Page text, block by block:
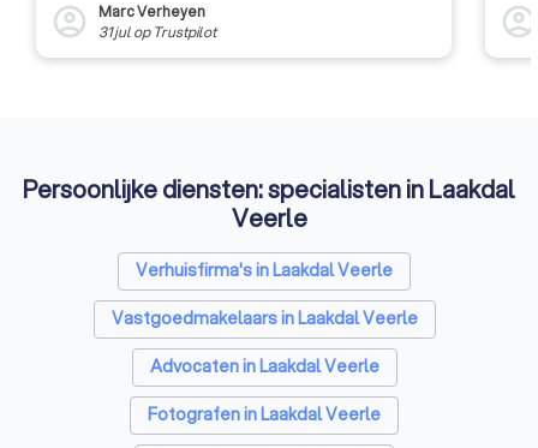
account_circle
Marc Verheyen
31 julop Trustpilot account_circle
Persoonlijke diensten: specialisten in Laakdal
Veerle
Verhuisfirma's in Laakdal Veerle
Vastgoedmakelaars in Laakdal Veerle
Advocaten in Laakdal Veerle
Fotografen in Laakdal Veerle